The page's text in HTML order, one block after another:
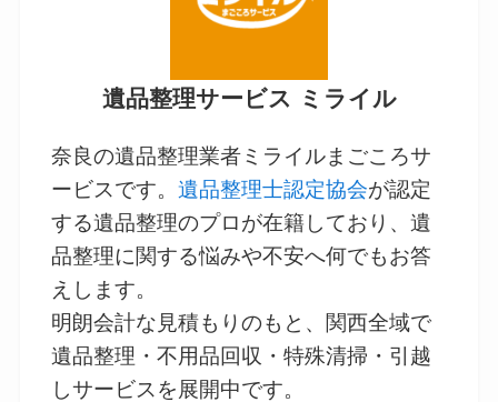
遺品整理サービス ミライル
奈良の遺品整理業者ミライルまごころサ
ービスです。遺品整理士認定協会が認定
する遺品整理のプロが在籍しており、遺
品整理に関する悩みや不安へ何でもお答
えします。
明朗会計な見積もりのもと、関西全域で
遺品整理・不用品回収・特殊清掃・引越
しサービスを展開中です。